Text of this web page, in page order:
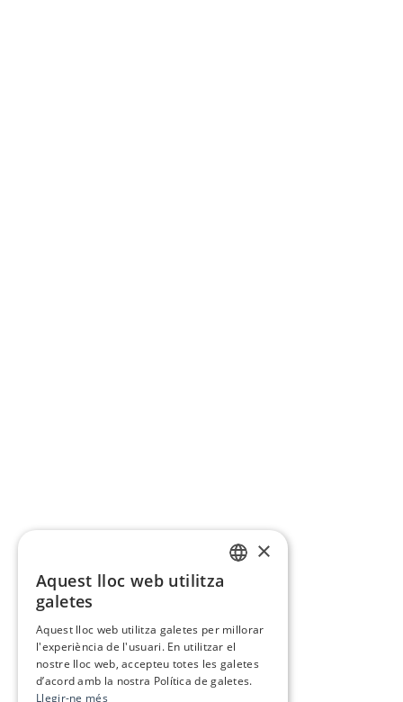
×
Aquest lloc web utilitza
galetes
Aquest lloc web utilitza galetes per millorar
l'experiència de l'usuari. En utilitzar el
nostre lloc web, accepteu totes les galetes
d’acord amb la nostra Política de galetes.
Llegir-ne més